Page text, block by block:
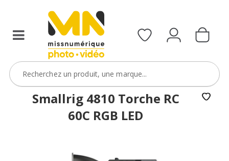
Smallrig 4810 Torche RC
60C RGB LED